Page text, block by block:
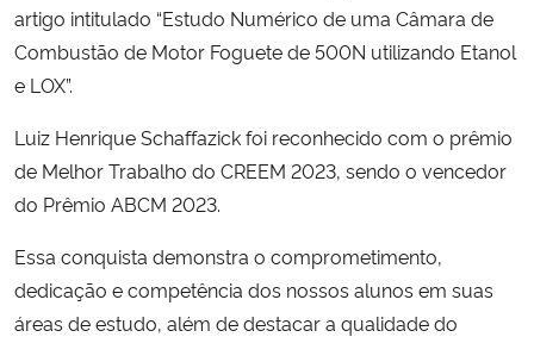
Controladoria-Geral da União
Ministério da Mulher, da Família e dos Direitos Humanos
Secretaria-Geral
Secretaria de Governo
artigo intitulado “Estudo Numérico de uma Câmara de
Combustão de Motor Foguete de 500N utilizando Etanol
e LOX”.
Luiz Henrique Schaffazick foi reconhecido com o prêmio
de Melhor Trabalho do CREEM 2023, sendo o vencedor
do Prêmio ABCM 2023.
Essa conquista demonstra o comprometimento,
dedicação e competência dos nossos alunos em suas
áreas de estudo, além de destacar a qualidade do